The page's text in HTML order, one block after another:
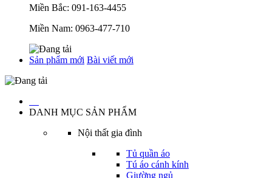
Miền Bắc: 091-163-4455
Miền Nam: 0963-477-710
Sản phẩm mới Bài viết mới
DANH MỤC SẢN PHẨM
Nội thất gia đình
Tủ quần áo
Tú áo cánh kính
Giường ngủ